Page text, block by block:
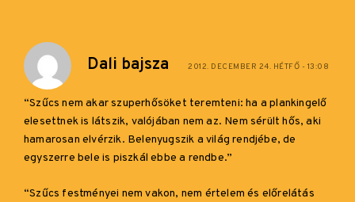
Dali bajsza 2012. DECEMBER 24. HÉTFŐ - 13:08
“Szűcs nem akar szuperhősöket teremteni: ha a plankingelő
elesettnek is látszik, valójában nem az. Nem sérült hős, aki
hamarosan elvérzik. Belenyugszik a világ rendjébe, de
egyszerre bele is piszkál ebbe a rendbe.”
“Szűcs festményei nem vakon, nem értelem és előrelátás